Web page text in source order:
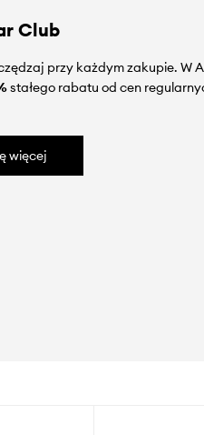
Club
przy każdym zakupie. W
stałego rabatu od cen
więcej